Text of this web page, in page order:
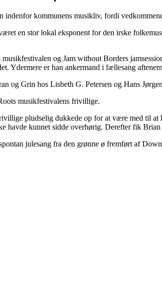
indenfor kommunens musikliv, fordi
en stor lokal eksponent for den irske
og Jam without Borders
Ydermere er han ankermand i fællesang
og Grin hos Lisbeth G. Petersen og Hans
musikfestivalens frivillige.
pludselig dukkede op for at være med til
havde kunnet sidde overhørig. Derefter fik
julesang fra den grønne ø fremført af